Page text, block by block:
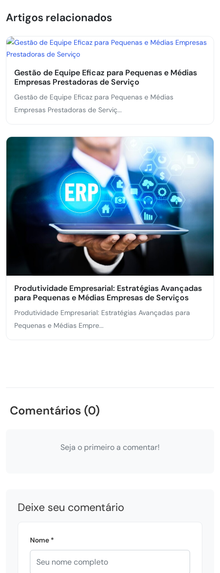
Artigos relacionados
Gestão de Equipe Eficaz para Pequenas e Médias
Empresas Prestadoras de Serviço
Gestão de Equipe Eficaz para Pequenas e Médias
Empresas Prestadoras de Serviç...
Produtividade Empresarial: Estratégias Avançadas
para Pequenas e Médias Empresas de Serviços
Produtividade Empresarial: Estratégias Avançadas para
Pequenas e Médias Empre...
Comentários (0)
Seja o primeiro a comentar!
Deixe seu comentário
Nome *